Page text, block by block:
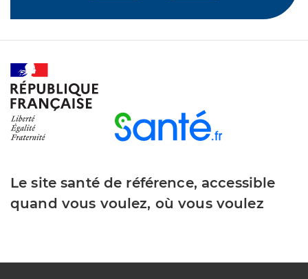
Le site santé de référence, accessible
quand vous voulez, où vous voulez